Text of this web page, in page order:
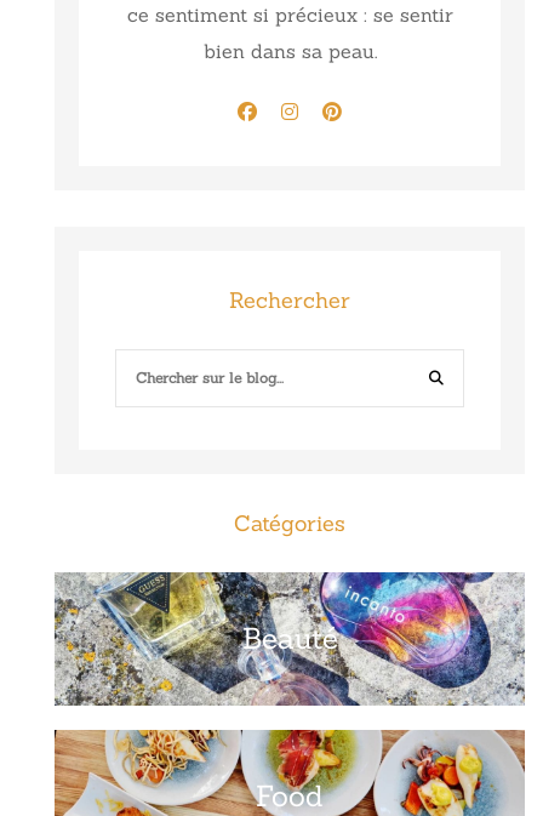
ce sentiment si précieux : se sentir
bien dans sa peau.
Rechercher
Catégories
Beauté
Food